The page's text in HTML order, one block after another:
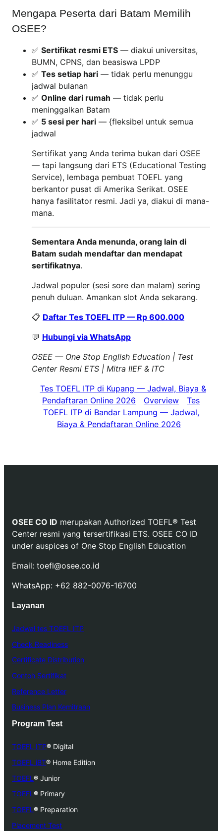
Mengapa Peserta dari Batam Memilih
OSEE?
✅ Sertifikat resmi ETS — diakui universitas,
BUMN, CPNS, dan beasiswa LPDP
✅ Tes setiap hari — tidak perlu menunggu
jadwal bulanan
✅ Online dari rumah — tidak perlu
meninggalkan Batam
✅ 5 sesi per hari — {fleksibel untuk semua
jadwal
Sertifikat yang Anda terima bukan dari OSEE
— tapi langsung dari ETS (Educational Testing
Service), lembaga pembuat TOEFL yang
berkantor pusat di Amerika Serikat. OSEE
hanya fasilitator resmi. Jadi ya, diakui di mana-
mana.
Sementara Anda menunda, orang lain di
Batam sudah mendaftar dan mendapat
sertifikatnya.
Jadwal populer (sesi sore dan malam) sering
penuh duluan. Amankan slot Anda sekarang.
📋 Daftar Tes TOEFL ITP — Rp 600.000
💬 Hubungi via WhatsApp
OSEE — One Stop English Education | Test
Center Resmi ETS | Mitra IIEF & ITC
Tes TOEFL ITP di Kupang — Jadwal, Biaya &
Pendaftaran Online 2026
Overview
Tes
TOEFL ITP di Bandar Lampung — Jadwal,
Biaya & Pendaftaran Online 2026
OSEE CO ID merupakan Authorized TOEFL® Test
Center resmi yang tersertifikasi ETS. OSEE CO ID
under auspices of One Stop English Education
Email: toefl@osee.co.id
WhatsApp: +62 882-0076-16700
Layanan
Jadwal tes TOEFL ITP
Check Readiness
Certificate Distribution
Contoh Sertifikat
Reference Letter
Business Plan Kemitraan
Program Test
TOEFL ITP® Digital
TOEFL iBT® Home Edition
TOEFL ® Junior
TOEFL ® Primary
TOEFL ® Preparation
Placement Test